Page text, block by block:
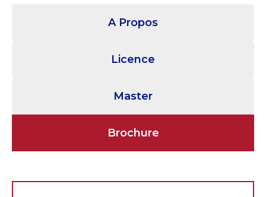
A Propos
Licence
Master
Brochure